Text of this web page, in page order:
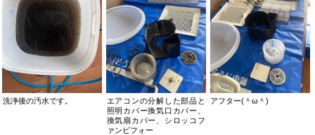
洗浄後の汚水です。
エアコンの分解した部品と
照明カバー換気口カバー、
換気扇カバー、シロッコフ
ァンビフォー
アフター(＾ω＾)